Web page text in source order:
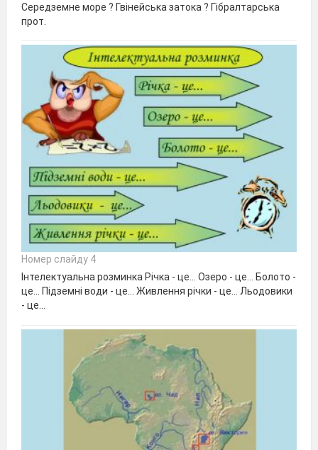
Середземне море ? Гвінейська затока ? Гібралтарська
прот.
Номер слайду 4
Інтелектуальна розминка Річка - це... Озеро - це... Болото -
це... Підземні води - це... Живлення річки - це... Льодовики
- це...